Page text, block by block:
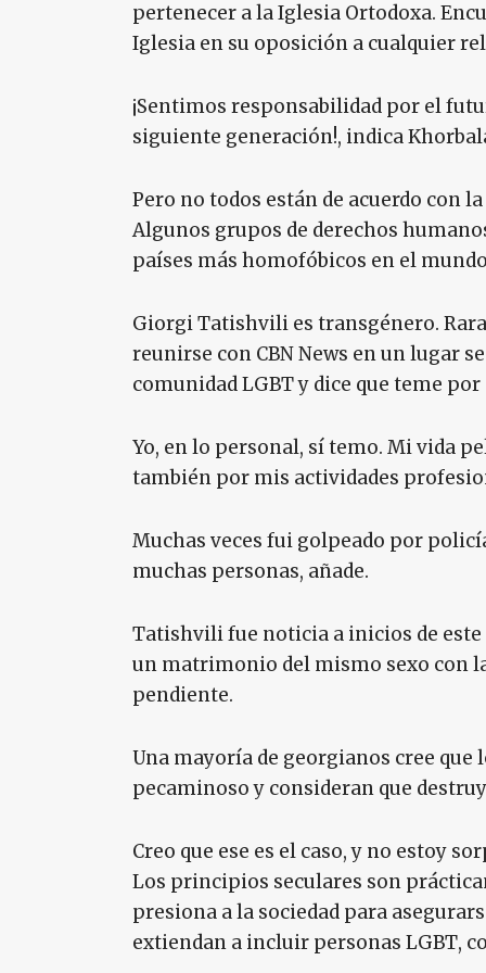
pertenecer a la Iglesia Ortodoxa.
Iglesia en su oposición a cualquier
¡Sentimos responsabilidad por el
siguiente generación!, indica
Pero no todos están de acuerdo con
Algunos grupos de derechos
países más homofóbicos en el
Giorgi Tatishvili es transgénero.
reunirse con CBN News en un lugar
comunidad LGBT y dice que teme por
Yo, en lo personal, sí temo. Mi vida
también por mis actividades
Muchas veces fui golpeado por
muchas personas, añade.
Tatishvili fue noticia a inicios de
un matrimonio del mismo sexo con
pendiente.
Una mayoría de georgianos cree que
pecaminoso y consideran que
Creo que ese es el caso, y no estoy
Los principios seculares son
presiona a la sociedad para
extiendan a incluir personas LGBT,